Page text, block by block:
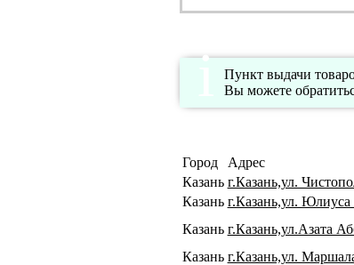
Пункт выдачи
Вы можете
Город Адрес
Казань г.Казань,ул.
Казань г.Казань,ул.
Казань г.Казань,ул.Азата
Казань г.Казань,ул.